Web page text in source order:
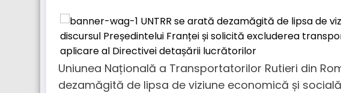
Uniunea Națională a Transportatorilor Rutieri din
dezamăgită de lipsa de viziune economică și